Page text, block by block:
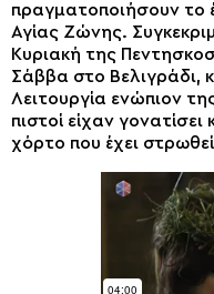
πραγματοποιήσουν το
Αγίας Ζώνης.
Κυριακή της
Σάββα στο Βελιγράδι,
Λειτουργία ενώπιον
πιστοί είχαν
χόρτο που έχει